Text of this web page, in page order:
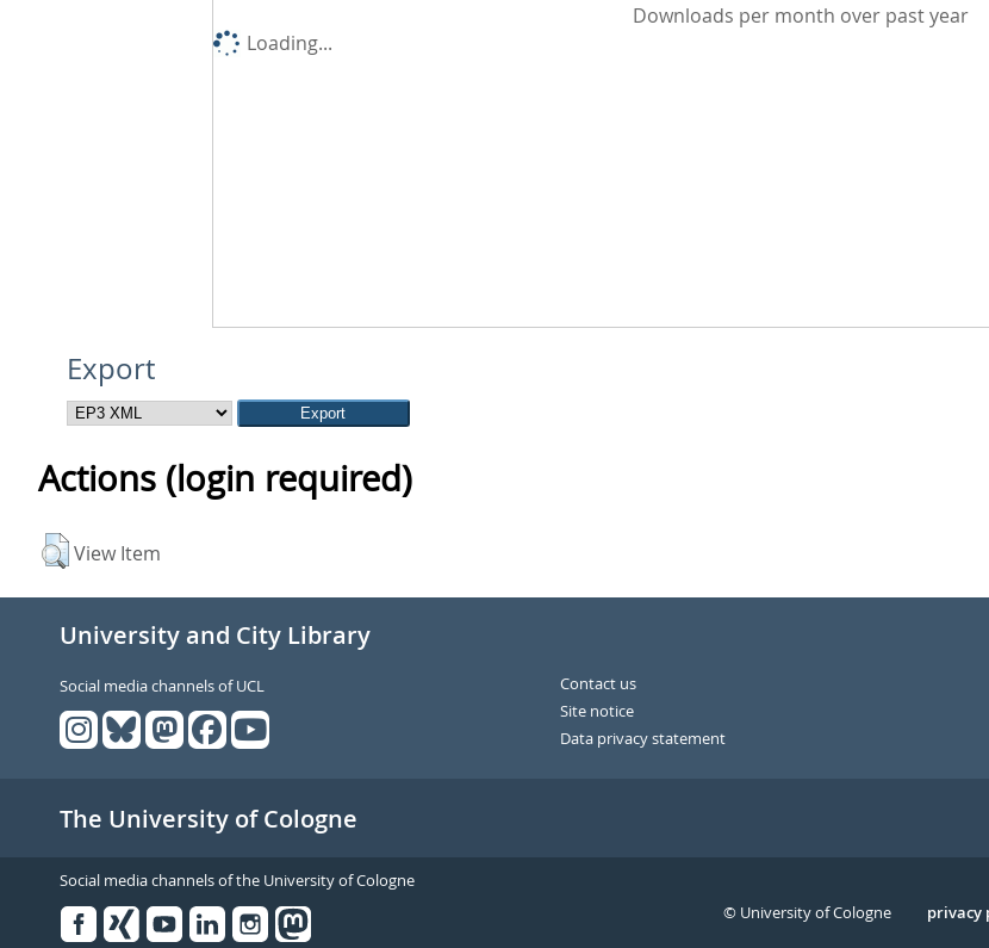
Downloads per month over past year
Loading...
Export
Actions (login required)
View Item
University and City Library
Social media channels of UCL
Contact us
Site notice
Data privacy statement
The University of Cologne
Social media channels of the University of Cologne
Serivce
privacy
© University of Cologne